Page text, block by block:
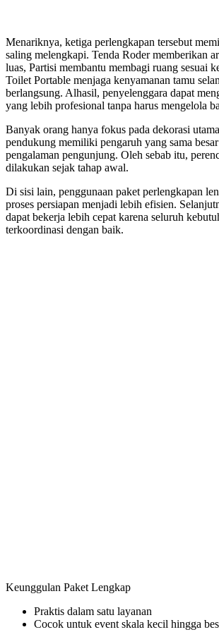
Menariknya, ketiga perlengkapan tersebut
saling melengkapi. Tenda Roder memberikan
luas, Partisi membantu membagi ruang sesuai
Toilet Portable menjaga kenyamanan tamu
berlangsung. Alhasil, penyelenggara dapat
yang lebih profesional tanpa harus mengelola
Banyak orang hanya fokus pada dekorasi
pendukung memiliki pengaruh yang sama
pengalaman pengunjung. Oleh sebab itu,
dilakukan sejak tahap awal.
Di sisi lain, penggunaan paket perlengkapan
proses persiapan menjadi lebih efisien.
dapat bekerja lebih cepat karena seluruh
terkoordinasi dengan baik.
Keunggulan Paket Lengkap
Praktis dalam satu layanan
Cocok untuk event skala kecil hingga